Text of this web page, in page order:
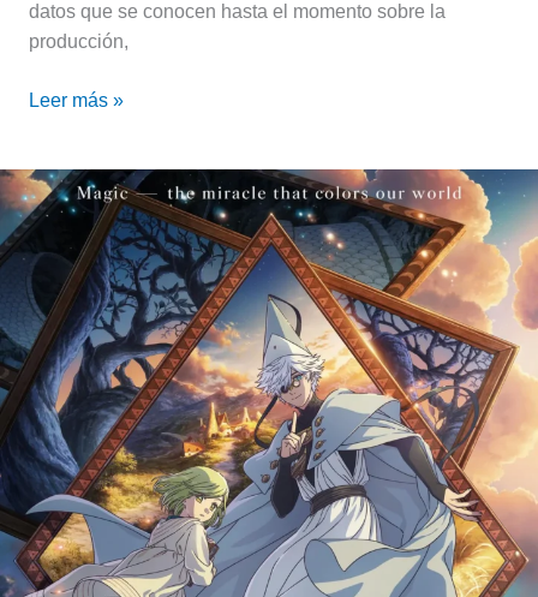
datos que se conocen hasta el momento sobre la
producción,
Leer más »
Tongari
Boshi
Atelier
confirmó
segunda
temporada
¿Para
cuándo?